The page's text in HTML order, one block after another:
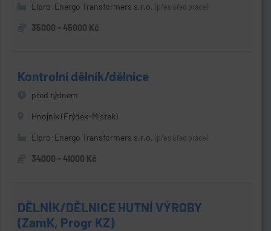
Elpro-Energo Transformers s.r.o. (přes úřad práce)
35000 - 45000 Kč
Kontrolní dělník/dělnice
před týdnem
Hnojník (Frýdek-Místek)
Elpro-Energo Transformers s.r.o. (přes úřad práce)
34000 - 41000 Kč
DĚLNÍK/DĚLNICE HUTNÍ VÝROBY
(ZamK, Progr KZ)